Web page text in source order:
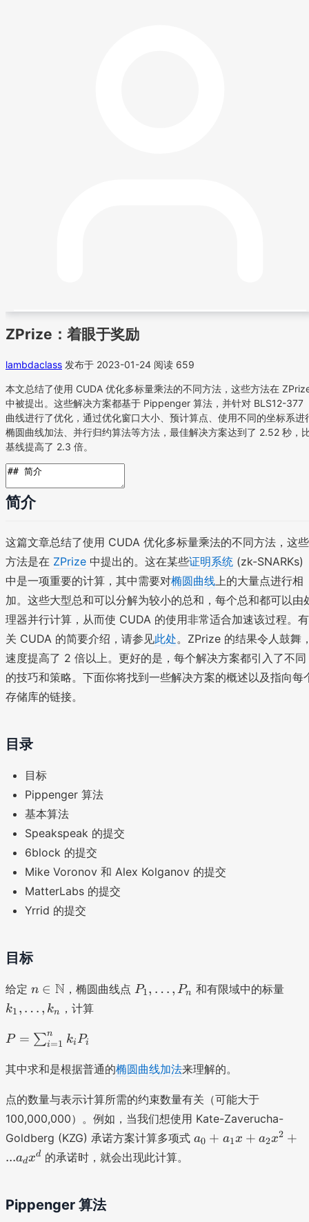
ZPrize：着眼于奖励
lambdaclass 发布于 2023-01-24 阅读 659
本文总结了使用 CUDA 优化多标量乘法的不同方法，这些方法在
中被提出。这些解决方案都基于 Pippenger 算法，并针对 BLS12-377
曲线进行了优化，通过优化窗口大小、预计算点、使用不同的坐标系进
椭圆曲线加法、并行归约算法等方法，最佳解决方案达到了 2.52 秒，
基线提高了 2.3 倍。
简介
这篇文章总结了使用 CUDA 优化多标量乘法的不同方法，这些
方法是在 ZPrize 中提出的。这在某些证明系统 (zk-SNARKs)
中是一项重要的计算，其中需要对椭圆曲线 上的大量点进行相
加。这些大型总和可以分解为较小的总和，每个总和都可以由
理器并行计算，从而使 CUDA 的使用非常适合加速该过程。有
关 CUDA 的简要介绍，请参见此处。ZPrize 的结果令人鼓舞
速度提高了 2 倍以上。更好的是，每个解决方案都引入了不同
的技巧和策略。下面你将找到一些解决方案的概述以及指向每
存储库的链接。
目录
目标
Pippenger 算法
基本算法
Speakspeak 的提交
6block 的提交
Mike Voronov 和 Alex Kolganov 的提交
MatterLabs 的提交
Yrrid 的提交
目标
给定 n
\
m
a
h
b
{
N
n ∈ N，椭圆曲线点 P
d
t
s,
P
_
n
P1, … , Pn 和有限域中的标量k
k1 , … , kn ，计算
P
\
u
m
_
=
^
P = ∑i=1
n kiPi
其中求和是根据普通的椭圆曲线加法来理解的。
点的数量与表示计算所需的约束数量有关（可能大于
100,000,000）。例如，当我们想使用 Kate-Zaverucha-
Goldberg (KZG) 承诺方案计算多项式 a
a0 + a1x + a2x2 +
...adxd 的承诺时，就会出现此计算。
Pippenger 算法